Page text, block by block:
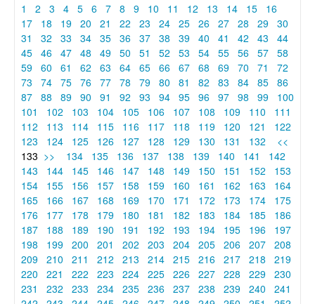
1 2 3 4 5 6 7 8 9 10 11 12 13 14 15
16
17
18 19 20 21 22 23 24 25 26 27 28 29 30
31
32 33 34 35 36 37 38 39 40 41 42 43
44
45 46 47 48 49 50 51 52 53 54 55 56 57 58
59 60 61 62 63 64 65 66 67 68 69 70 71
72
73
74 75 76 77 78 79 80 81 82 83 84 85 86
87 88 89 90 91 92 93 94 95 96 97 98 99
100
101
102 103 104 105 106 107 108 109 110
111
112
113 114 115 116 117 118 119 120 121
122
123
124 125 126 127 128 129 130 131 132
<<
133 >> 134 135 136 137 138 139 140 141
142
143
144 145 146 147 148 149 150 151 152
153
154
155 156 157 158 159 160 161 162 163
164
165
166 167 168 169 170 171 172 173 174
175
176
177 178 179 180 181 182 183 184 185
186
187
188 189 190 191 192 193 194 195 196
197
198
199 200 201 202 203 204 205 206 207 208
209 210 211 212 213 214 215 216 217 218
219
220
221 222 223 224 225 226 227 228 229 230
231
232 233 234 235 236 237 238 239 240
241